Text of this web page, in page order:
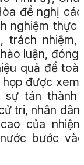
đề nghị
nghiệm thực
trách nhiệm,
luận, đóng
quả để
được xem
sự tán thành
tri, nhân dân
của
bước